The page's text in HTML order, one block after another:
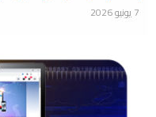
7 يونيو 2026